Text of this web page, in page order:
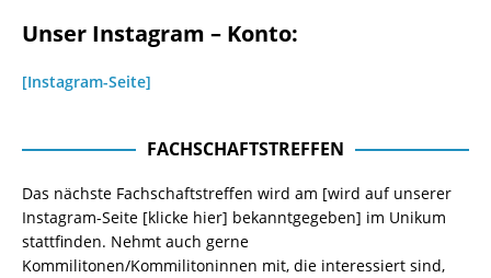
Unser Instagram – Konto:
[Instagram-Seite]
FACHSCHAFTSTREFFEN
Das nächste Fachschaftstreffen wird am [wird auf unserer
Instagram-Seite [klicke hier] bekanntgegeben] im Unikum
stattfinden. Nehmt auch gerne
Kommilitonen/Kommilitoninnen mit, die interessiert sind,